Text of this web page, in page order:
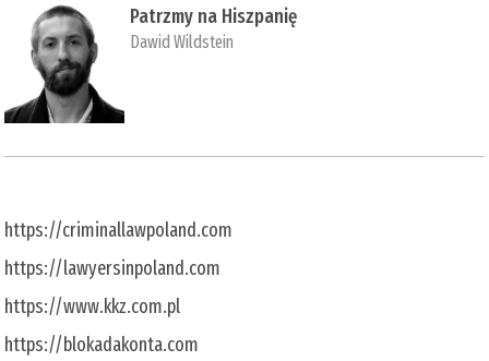
Patrzmy na Hiszpanię
Dawid Wildstein
https://criminallawpoland.com
https://lawyersinpoland.com
https://www.kkz.com.pl
https://blokadakonta.com